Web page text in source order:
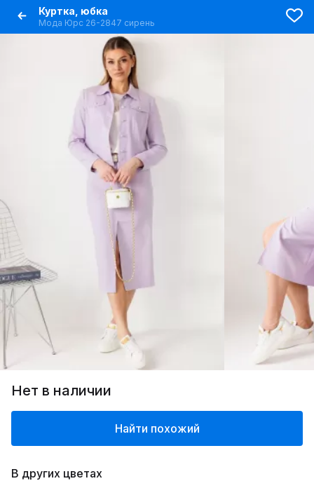
Куртка, юбка
Мода Юрс 26-2847 сирень
Нет в наличии
Найти похожий
В других цветах